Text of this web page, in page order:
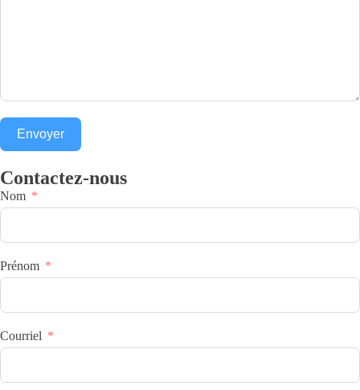
Envoyer
Contactez-nous
Nom
Prénom
Courriel